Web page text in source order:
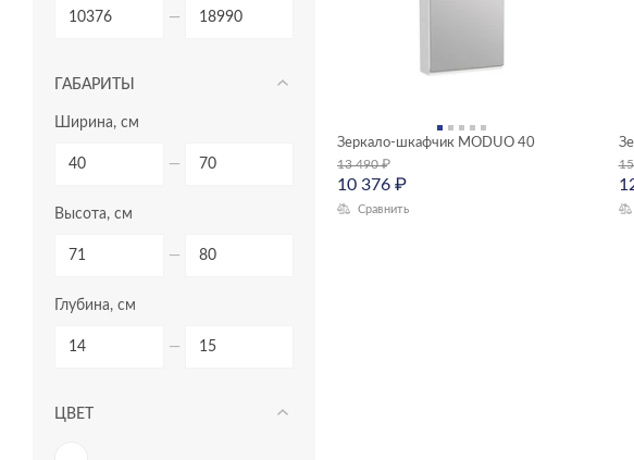
—
ГАБАРИТЫ
Ширина, см
—
Высота, см
—
Глубина, см
—
ЦВЕТ
Зеркало-шкафчик MODUO 40
13 490₽
10 376 ₽
Сравнить